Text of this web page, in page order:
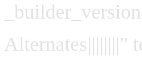
Alternates||||||||"